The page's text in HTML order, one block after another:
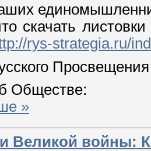
скачать
rys-strategia.ru/
Обществе:
»
Великой войны: